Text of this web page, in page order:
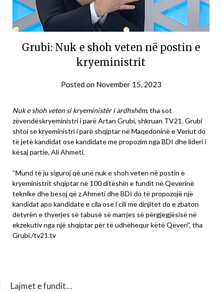
Grubi: Nuk e shoh veten në postin e
kryeministrit
Posted on November 15, 2023
Nuk e shoh veten si kryeministër i ardhshëm, tha sot
zëvendëskryeministri i parë Artan Grubi, shkruan TV21. Grubi
shtoi se kryeministri i parë shqiptar në Maqedoninë e Veriut do
të jetë kandidat ose kandidate me propozim nga BDI dhe lideri i
kësaj partie, Ali Ahmeti.
“Mund të ju siguroj që unë nuk e shoh veten në postin e
kryeministrit shqiptar në 100 ditëshin e fundit në Qeverinë
teknike dhe besoj që z.Ahmeti dhe BDI do të propozojë një
kandidat apo kandidate e cila ose i cili me dinjitet do e zbaton
detyrën e thyerjes së tabusë së marrjes së përgjegjësisë në
ekzekutiv nga një shqiptar për të udhëhequr këtë Qeveri”, tha
Grubi./tv21.tv
Lajmet e fundit…